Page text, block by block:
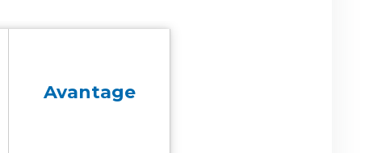
Avantage